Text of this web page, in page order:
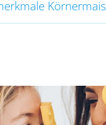
Körnermais